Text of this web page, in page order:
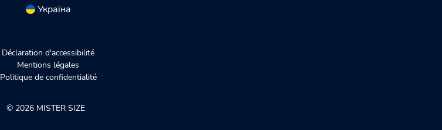
Україна
Déclaration d'accessibilité
Mentions légales
Politique de confidentialité
© 2026 MISTER SIZE